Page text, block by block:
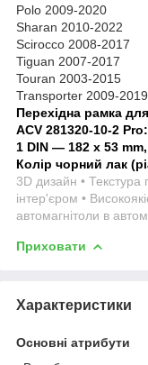
Polo 2009-2020
Sharan 2010-2022
Scirocco 2008-2017
Tiguan 2007-2017
Touran 2003-2015
Transporter 2009-2019
Перехідна рамка
ACV 281320-10-2 Pro:
1 DIN — 182 x 53
Колір чорний лак
3D дизайн • Текстура
інтер'єром •
автомагнітоли в
Приховати
Характеристики
Основні атрибути